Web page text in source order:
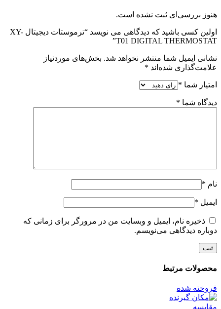
هنوز بررسی‌ای ثبت نشده است.
اولین کسی باشید که دیدگاهی می نویسد “ترموستات دیجیتال XY-
T01 DIGITAL THERMOSTAT”
نشانی ایمیل شما منتشر نخواهد شد. بخش‌های موردنیاز
علامت‌گذاری شده‌اند *
امتیاز شما *
دیدگاه شما *
نام *
ایمیل *
ذخیره نام، ایمیل و وبسایت من در مرورگر برای زمانی که
دوباره دیدگاهی می‌نویسم.
محصولات مرتبط
فروخته شده
مقايسه